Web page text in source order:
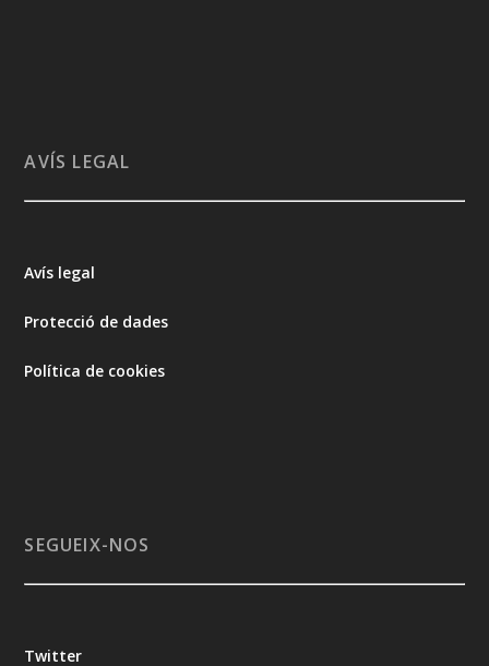
AVÍS LEGAL
Avís legal
Protecció de dades
Política de cookies
SEGUEIX-NOS
Twitter